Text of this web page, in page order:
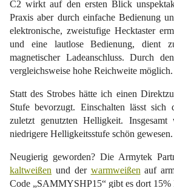
C2 wirkt auf den ersten Blick
Praxis aber durch einfache Bedienung
elektronische, zweistufige Hecktaster
und eine lautlose Bedienung, dient
magnetischer Ladeanschluss. Durch
vergleichsweise hohe Reichweite möglich.
Statt des Strobes hätte ich einen
Stufe bevorzugt. Einschalten lässt
zuletzt genutzten Helligkeit.
niedrigere Helligkeitsstufe schön gewesen.
Neugierig geworden? Die Armytek
kaltweißen und der warmweißen auf
Code „SAMMYSHP15“ gibt es dort 15%